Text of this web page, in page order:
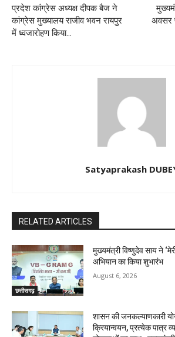
प्रदेश कांग्रेस अध्यक्ष दीपक बैज ने
कांग्रेस मुख्यालय राजीव भवन रायपुर
में ध्वजारोहण किया…
अवसर
Satyaprakash
RELATED ARTICLES
छत्तीसगढ़
मुख्यमंत्री विष्णुदेव साय ने
अभियान का किया शुभारंभ
August 6, 2026
शासन की जनकल्याणकारी
क्रियान्वयन, प्रत्येक पात्र